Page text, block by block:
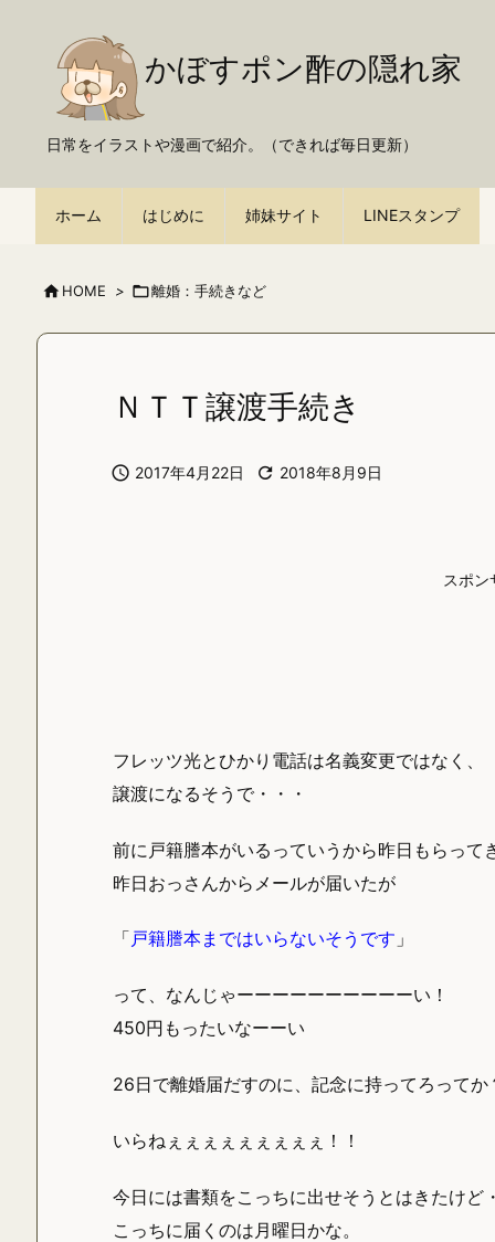
かぼすポン酢の隠れ家
日常をイラストや漫画で紹介。（できれば毎日更新）
ホーム はじめに 姉妹サイト LINEスタンプ
 HOME > 離婚：手続きなど
ＮＴＴ譲渡手続き
 2017年4月22日  2018年8月9日
スポン
フレッツ光とひかり電話は名義変更ではなく、
譲渡になるそうで・・・
前に戸籍謄本がいるっていうから昨日もらって
昨日おっさんからメールが届いたが
「 戸籍謄本まではいらないそうです 」
って、なんじゃーーーーーーーーーーい！
450円もったいなーーい
26日で離婚届だすのに、記念に持ってろってか
いらねぇぇぇぇぇぇぇぇぇ！！
今日には書類をこっちに出せそうとはきたけど
こっちに届くのは月曜日かな。